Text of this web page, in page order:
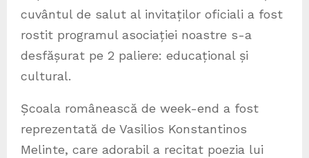
cuvântul de salut al invitaților oficiali a fost
rostit programul asociației noastre s-a
desfășurat pe 2 paliere: educațional și
cultural.
Școala românească de week-end a fost
reprezentată de Vasilios Konstantinos
Melinte, care adorabil a recitat poezia lui